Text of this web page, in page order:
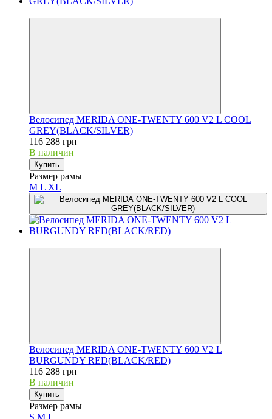
Велосипед MERIDA ONE-TWENTY 600 V2 L COOL
GREY(BLACK/SILVER)
116 288 грн
В наличии
Купить
Размер рамы
M L XL
Велосипед MERIDA ONE-TWENTY 600 V2 L
BURGUNDY RED(BLACK/RED)
116 288 грн
В наличии
Купить
Размер рамы
S M L